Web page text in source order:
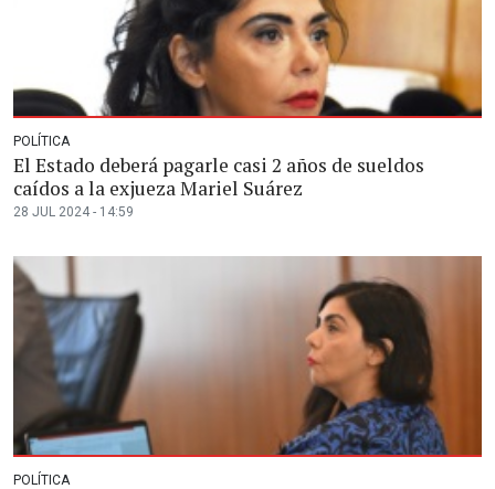
POLÍTICA
El Estado deberá pagarle casi 2 años de sueldos
caídos a la exjueza Mariel Suárez
28 JUL 2024 - 14:59
POLÍTICA